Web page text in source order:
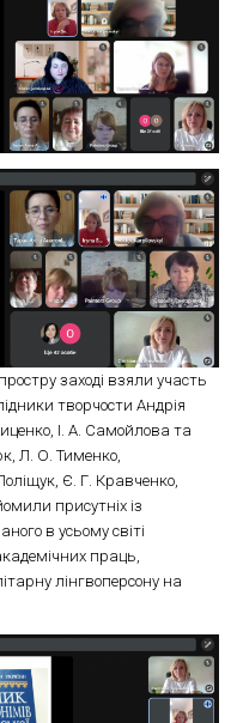
заході взяли участь
творчости Андрія
І. А. Самойлова та
Л. О. Тименко,
Є. Г. Кравченко,
присутніх із
в усьому світі
праць,
лінгвоперсону на